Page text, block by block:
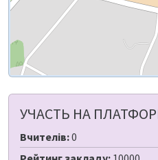
УЧАСТЬ НА
Вчителів:0